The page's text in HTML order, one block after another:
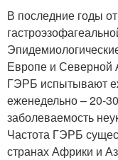
В последние годы
Европе и Северной
ГЭРБ испытывают
еженедельно – 20-
заболеваемость
Частота ГЭРБ
странах Африки и